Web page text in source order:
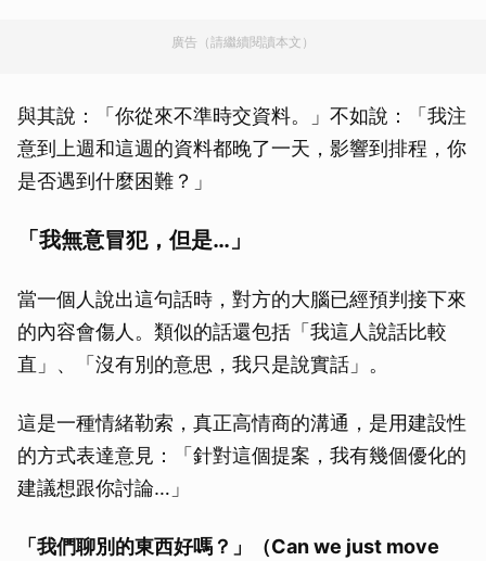
廣告（請繼續閱讀本文）
與其說：「你從來不準時交資料。」不如說：「我注
意到上週和這週的資料都晚了一天，影響到排程，你
是否遇到什麼困難？」
「我無意冒犯，但是…」
當一個人說出這句話時，對方的大腦已經預判接下來
的內容會傷人。類似的話還包括「我這人說話比較
直」、「沒有別的意思，我只是說實話」。
這是一種情緒勒索，真正高情商的溝通，是用建設性
的方式表達意見：「針對這個提案，我有幾個優化的
建議想跟你討論…」
「我們聊別的東西好嗎？」（Can we just move